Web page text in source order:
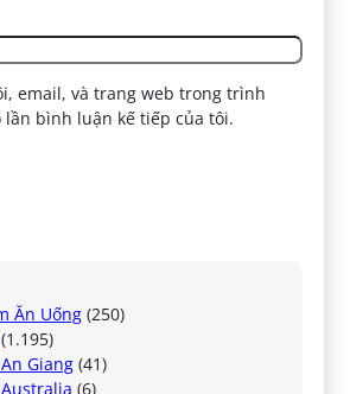
email, và trang web trong trình
lần bình luận kế tiếp của tôi.
Ăn Uống (250)
(1.195)
Giang (41)
(6)